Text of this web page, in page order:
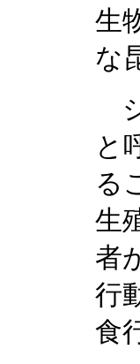
生
な
と
る
生
者
行
食